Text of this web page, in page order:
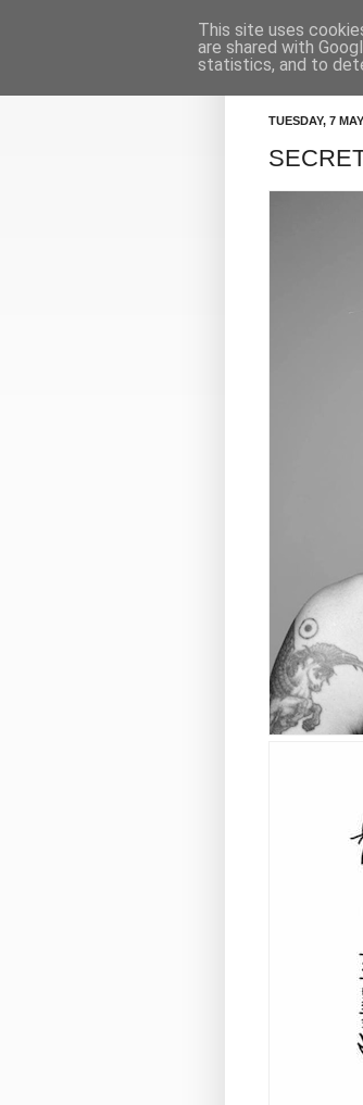
Κορμοράνος
TUESDAY, 7
This site uses
are shared with
statistics, and to